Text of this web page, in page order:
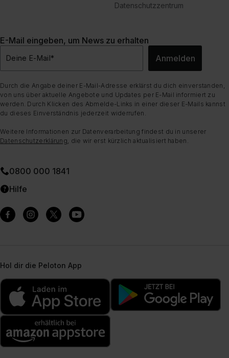
Datenschutzzentrum
E-Mail eingeben, um News zu erhalten
Deine E-Mail* Anmelden
Durch die Angabe deiner E-Mail-Adresse erklärst du dich einverstanden,
von uns über aktuelle Angebote und Updates per E-Mail informiert zu
werden. Durch Klicken des Abmelde-Links in einer dieser E-Mails kannst
du dieses Einverständnis jederzeit widerrufen.
Weitere Informationen zur Datenverarbeitung findest du in unserer
Datenschutzerklärung , die wir erst kürzlich aktualisiert haben.
0800 000 1841
Hilfe
Hol dir die Peloton App